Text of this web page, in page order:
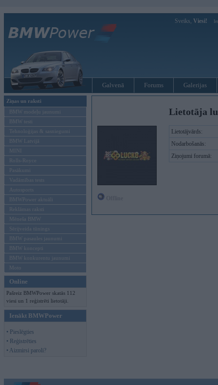
Sveiks, Viesi!
Galvenā Forums Galerijas
Ziņas un raksti
BMW modeļu jaunumi
BMW testi
Tehnoloģijas & sasniegumi
BMW Latvijā
MINI
Rolls-Royce
Pasākumi
Vadāmības tests
Autosports
BMWPower aktuāli
Reklāmas raksti
Mēneša BMW
Sērijveida tūnings
BMW pasaules jaunumi
BMW koncepti
BMW konkurentu jaunumi
Moto
Online
Pašreiz BMWPower skatās 112
viesi un 1 reģistrēti lietotāji.
Ienākt BMWPower
• Pieslēgties
• Reģistrēties
• Aizmirsi paroli?
Lietotāja
Lietotājvārds:
Nodarbošanās:
Ziņojumi forumā: